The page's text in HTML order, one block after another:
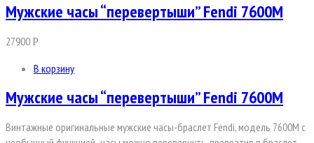
Мужские часы “перевертыши” Fendi 7600M
27900Р
В корзину
Мужские часы “перевертыши” Fendi 7600M
Винтажные оригинальные мужские часы-браслет Fendi, модель 7600M с